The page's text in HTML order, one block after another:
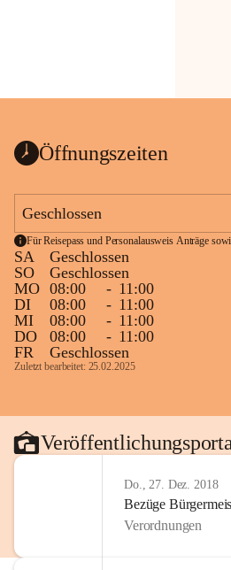
Öffnungszeiten
Geschlossen
Für Reisepass und Personalausweis Anträge
SA
Geschlossen
SO
Geschlossen
MO 08:00 - 11:00
DI
08:00 - 11:00
MI
08:00 - 11:00
DO
08:00 - 11:00
FR
Geschlossen
Zuletzt bearbeitet: 25.02.2025
Do., 27. Dez. 2018
Bezüge
Verordnungen